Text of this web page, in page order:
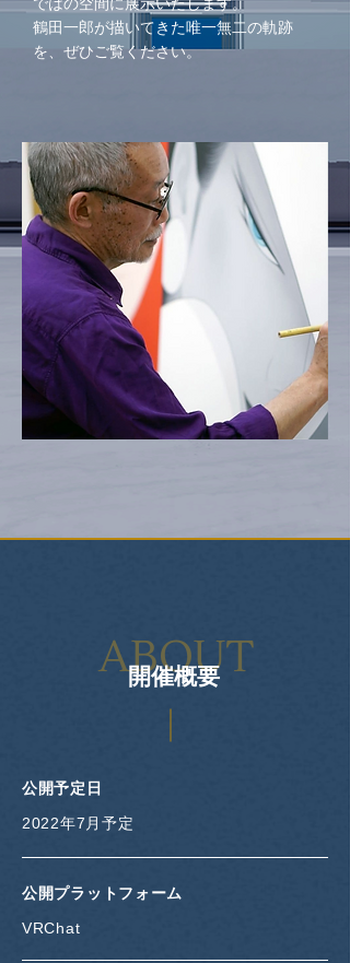
公開予定日
2022年7月予定
公開プラットフォーム
VRChat
ABOUT
開催概要
鶴田一郎が描いてきた唯一無二の軌跡
を、ぜひご覧ください。